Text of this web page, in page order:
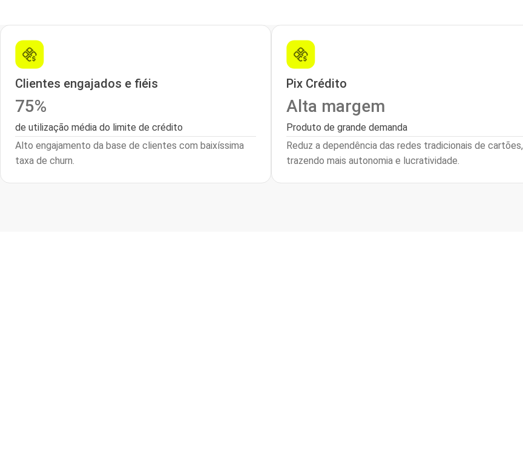
Clientes engajados e fiéis
75%
de utilização média do limite de crédito
Alto engajamento da base de clientes com baixíssima
taxa de churn.
Pix Crédito
Alta margem
Produto de grande demanda
Reduz a dependência das redes tradicionais de cartões,
trazendo mais autonomia e lucratividade.